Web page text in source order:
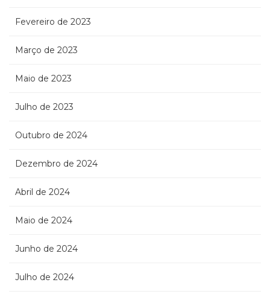
Fevereiro de 2023
Março de 2023
Maio de 2023
Julho de 2023
Outubro de 2024
Dezembro de 2024
Abril de 2024
Maio de 2024
Junho de 2024
Julho de 2024